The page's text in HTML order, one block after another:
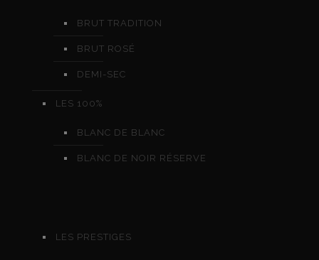
BRUT TRADITION
BRUT ROSÉ
DEMI-SEC
LES 100%
BLANC DE BLANC
BLANC DE NOIR RÉSERVE
LES PRESTIGES